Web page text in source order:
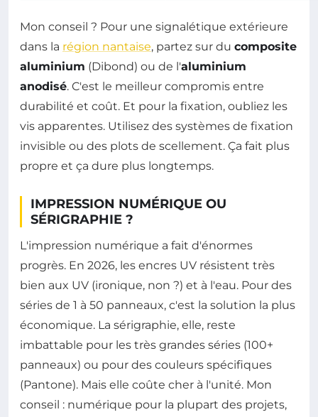
Mon conseil ? Pour une signalétique extérieure
dans la région nantaise, partez sur du composite
aluminium (Dibond) ou de l'aluminium
anodisé. C'est le meilleur compromis entre
durabilité et coût. Et pour la fixation, oubliez les
vis apparentes. Utilisez des systèmes de fixation
invisible ou des plots de scellement. Ça fait plus
propre et ça dure plus longtemps.
IMPRESSION NUMÉRIQUE OU
SÉRIGRAPHIE ?
L'impression numérique a fait d'énormes
progrès. En 2026, les encres UV résistent très
bien aux UV (ironique, non ?) et à l'eau. Pour des
séries de 1 à 50 panneaux, c'est la solution la plus
économique. La sérigraphie, elle, reste
imbattable pour les très grandes séries (100+
panneaux) ou pour des couleurs spécifiques
(Pantone). Mais elle coûte cher à l'unité. Mon
conseil : numérique pour la plupart des projets,